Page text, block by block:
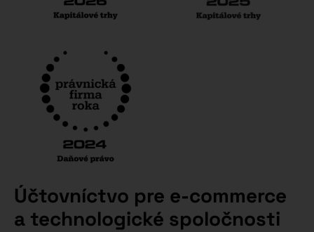
Účtovníctvo pre e-commerce
a technologické spoločnosti